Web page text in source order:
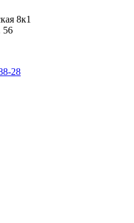
8к1
56
28